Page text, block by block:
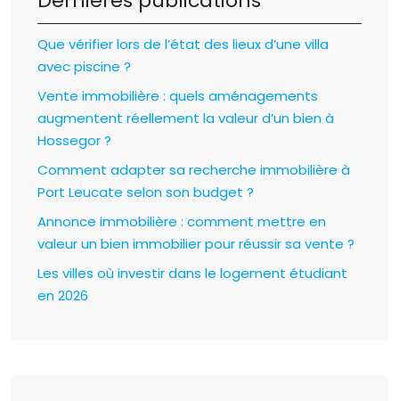
Que vérifier lors de l’état des lieux d’une villa
avec piscine ?
Vente immobilière : quels aménagements
augmentent réellement la valeur d’un bien à
Hossegor ?
Comment adapter sa recherche immobilière à
Port Leucate selon son budget ?
Annonce immobilière : comment mettre en
valeur un bien immobilier pour réussir sa vente ?
Les villes où investir dans le logement étudiant
en 2026